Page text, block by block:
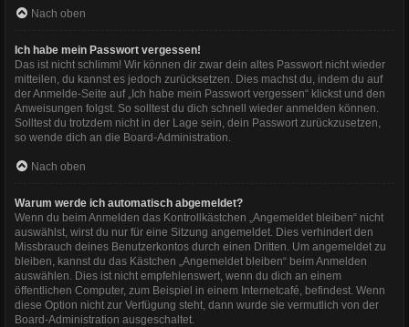
Nach oben
Ich habe mein Passwort vergessen!
Das ist nicht schlimm! Wir können dir zwar dein altes Passwort nicht wieder
mitteilen, du kannst es jedoch zurücksetzen. Dies machst du, indem du auf
der Anmelde-Seite auf „Ich habe mein Passwort vergessen“ klickst und den
Anweisungen folgst. So solltest du dich schnell wieder anmelden können.
Solltest du trotzdem nicht in der Lage sein, dein Passwort zurückzusetzen,
so wende dich an die Board-Administration.
Nach oben
Warum werde ich automatisch abgemeldet?
Wenn du beim Anmelden das Kontrollkästchen „Angemeldet bleiben“ nicht
auswählst, wirst du nur für eine Sitzung angemeldet. Dies verhindert den
Missbrauch deines Benutzerkontos durch einen Dritten. Um angemeldet zu
bleiben, kannst du das Kästchen „Angemeldet bleiben“ beim Anmelden
auswählen. Dies ist nicht empfehlenswert, wenn du dich an einem
öffentlichen Computer, zum Beispiel in einem Internetcafé, befindest. Wenn
diese Option nicht zur Verfügung steht, dann wurde sie vermutlich von der
Board-Administration ausgeschaltet.